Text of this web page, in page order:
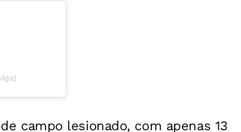
campo lesionado, com apenas 13